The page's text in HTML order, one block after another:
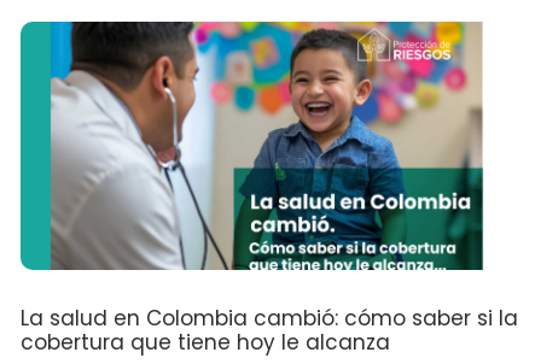
La salud en Colombia cambió: cómo saber si la
cobertura que tiene hoy le alcanza